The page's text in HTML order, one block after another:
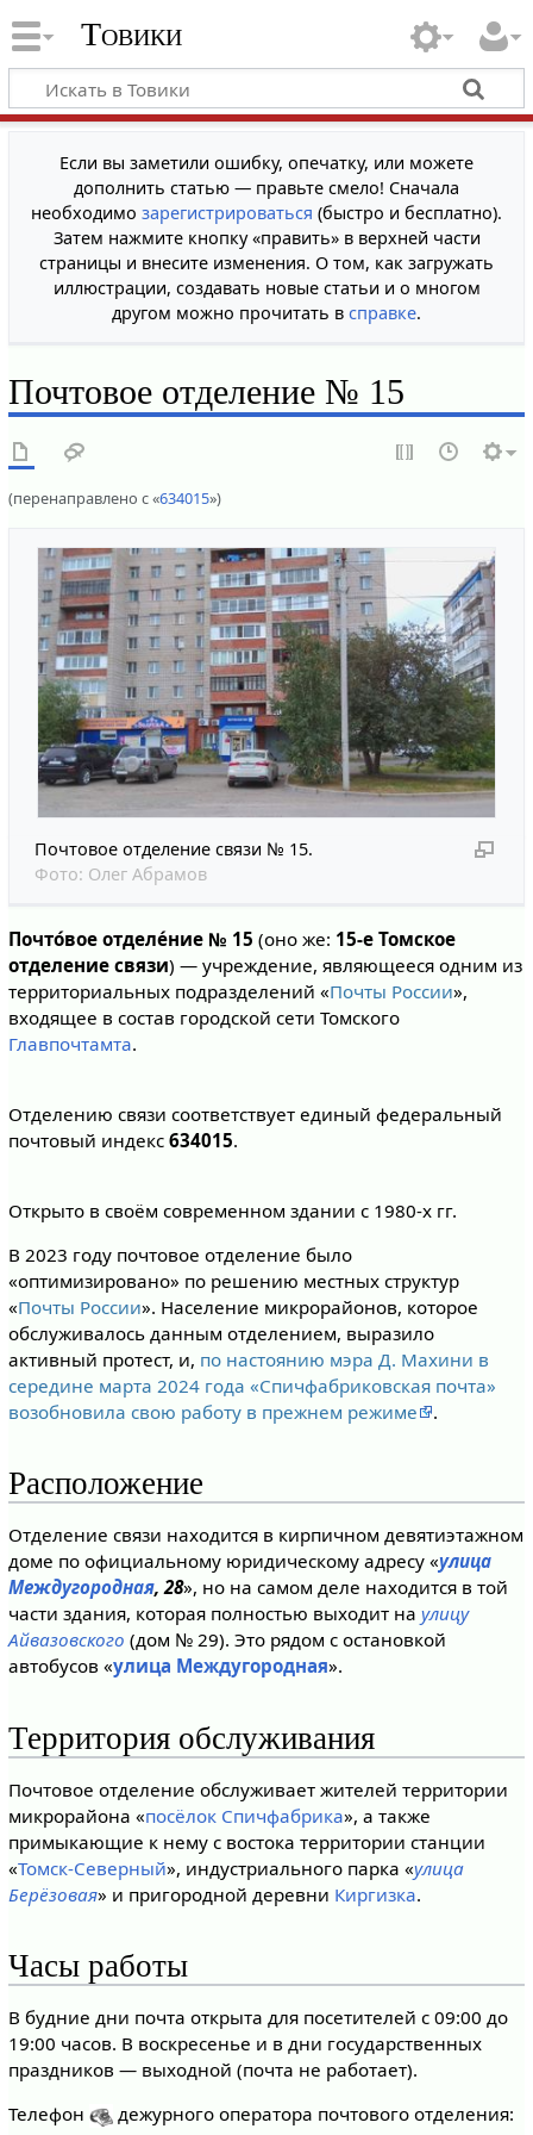
Товики
Если вы заметили ошибку, опечатку, или можете
дополнить статью — правьте смело! Сначала
необходимо зарегистрироваться (быстро и бесплатно).
Затем нажмите кнопку «править» в верхней части
страницы и внесите изменения. О том, как загружать
иллюстрации, создавать новые статьи и о многом
другом можно прочитать в справке.
Почтовое отделение № 15
(перенаправлено с «634015»)
Почтовое отделение связи № 15.
Фото: Олег Абрамов
Почто́вое отделе́ние № 15 (оно же: 15-е Томское
отделение связи) — учреждение, являющееся одним из
территориальных подразделений «Почты России»,
входящее в состав городской сети Томского
Главпочтамта.
Отделению связи соответствует единый федеральный
почтовый индекс 634015.
Открыто в своём современном здании с 1980-х гг.
В 2023 году почтовое отделение было
«оптимизировано» по решению местных структур
«Почты России». Население микрорайонов, которое
обслуживалось данным отделением, выразило
активный протест, и, по настоянию мэра Д. Махини в
середине марта 2024 года «Спичфабриковская почта»
возобновила свою работу в прежнем режиме
.
Расположение
Отделение связи находится в кирпичном девятиэтажном
доме по официальному юридическому адресу «улица
Междугородная, 28», но на самом деле находится в той
части здания, которая полностью выходит на улицу
Айвазовского (дом № 29). Это рядом с остановкой
автобусов «улица Междугородная».
Территория обслуживания
Почтовое отделение обслуживает жителей территории
микрорайона «посёлок Спичфабрика», а также
примыкающие к нему с востока территории станции
«Томск-Северный», индустриального парка «улица
Берёзовая» и пригородной деревни Киргизка.
Часы работы
В будние дни почта открыта для посетителей с 09:00 до
19:00 часов. В воскресенье и в дни государственных
праздников — выходной (почта не работает).
Телефон
дежурного оператора почтового отделения: